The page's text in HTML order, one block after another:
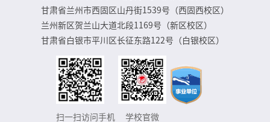
甘肃省兰州市西固区山丹街1539号（西固西校区）
兰州新区贺兰山大道北段1169号（新区校区）
甘肃省白银市平川区长征东路122号（白银校区）
扫一扫访问手机 学校官微